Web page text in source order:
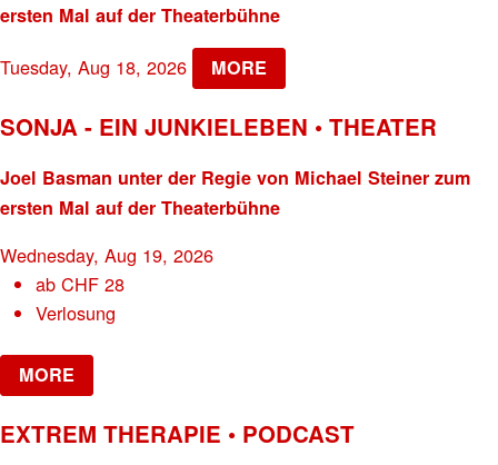
ersten Mal auf der Theaterbühne
Tuesday, Aug 18, 2026 MORE
SONJA - EIN JUNKIELEBEN • THEATER
Joel Basman unter der Regie von Michael Steiner zum
ersten Mal auf der Theaterbühne
Wednesday, Aug 19, 2026
abCHF 28
Verlosung
MORE
EXTREM THERAPIE • PODCAST